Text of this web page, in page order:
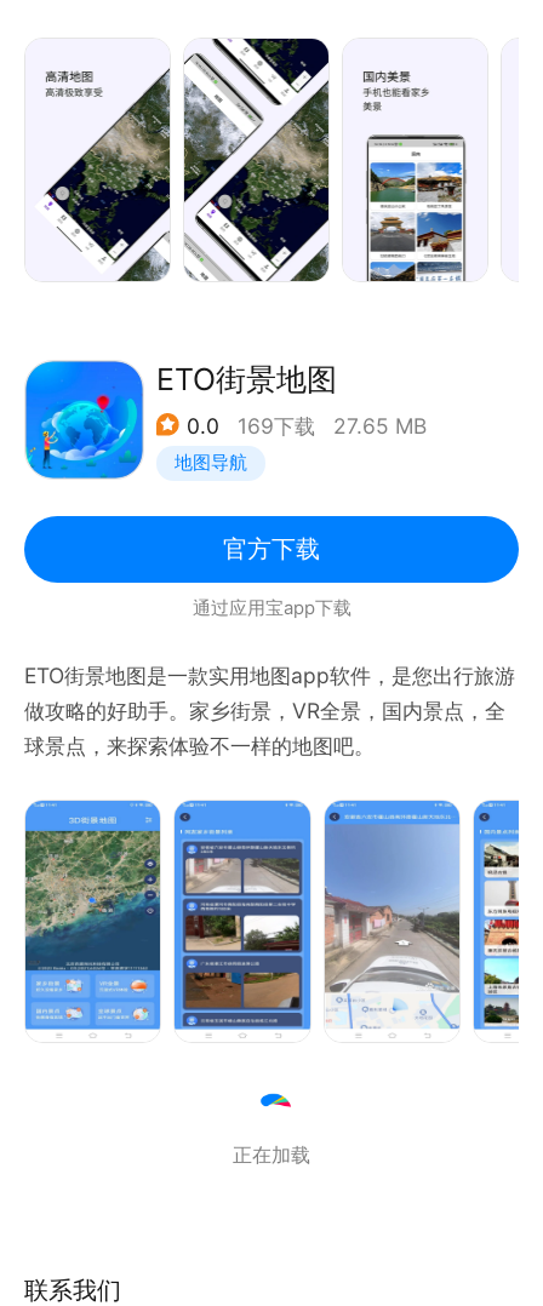
2, 世界美景, 不一样的风情
3, VR美景, 身临其境
ETO街景地图
0.0 169下载 27.65 MB
地图导航
官方下载
通过应用宝app下载
ETO街景地图是一款实用地图app软件，是您出行旅游
做攻略的好助手。家乡街景，VR全景，国内景点，全
球景点，来探索体验不一样的地图吧。
正在加载
联系我们